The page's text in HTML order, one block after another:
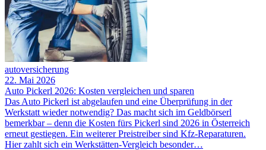
autoversicherung
22. Mai 2026
Auto Pickerl 2026: Kosten vergleichen und sparen
Das Auto Pickerl ist abgelaufen und eine Überprüfung in der
Werkstatt wieder notwendig? Das macht sich im Geldbörserl
bemerkbar – denn die Kosten fürs Pickerl sind 2026 in Österreich
erneut gestiegen. Ein weiterer Preistreiber sind Kfz-Reparaturen.
Hier zahlt sich ein Werkstätten-Vergleich besonder…